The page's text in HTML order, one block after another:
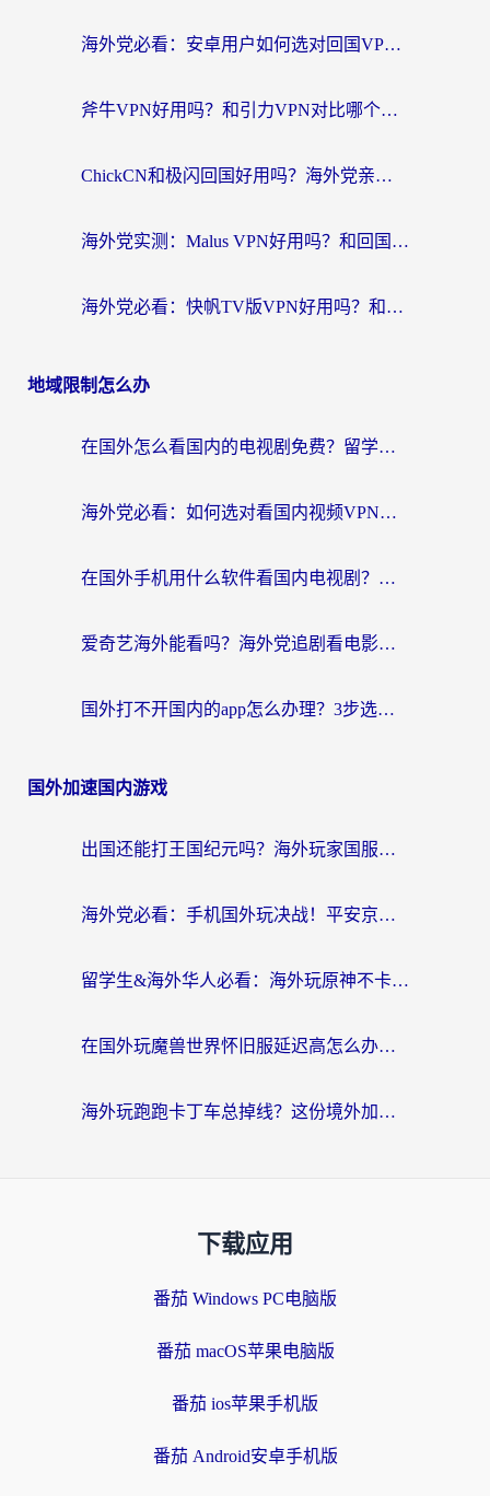
海外党必看：安卓用户如何选对回国VPN？从踩坑到无缝访问的全攻略
斧牛VPN好用吗？和引力VPN对比哪个回国效果更好？海外党亲测3款加速器+避坑指南
ChickCN和极闪回国好用吗？海外党亲测3款加速器，教你选对不踩坑
海外党实测：Malus VPN好用吗？和回国VPN对比哪个回国效果更好？附真实体验与加速器推荐
海外党必看：快帆TV版VPN好用吗？和豌豆IP VPN对比哪个回国效果更好？附真实体验与选择指南
地域限制怎么办
在国外怎么看国内的电视剧免费？留学生亲测有效的回国加速器选择指南
海外党必看：如何选对看国内视频VPN，轻松解决12123登录难题？
在国外手机用什么软件看国内电视剧？海外党亲测的实用指南
爱奇艺海外能看吗？海外党追剧看电影的终极回国加速器指南
国外打不开国内的app怎么办理？3步选对加速器，刷剧办业务都不愁
国外加速国内游戏
出国还能打王国纪元吗？海外玩家国服游戏畅玩终极指南
海外党必看：手机国外玩决战！平安京加速器推荐——解决延迟卡顿的终极方案
留学生&海外华人必看：海外玩原神不卡顿的秘密——原神加速器选择与使用全攻略
在国外玩魔兽世界怀旧服延迟高怎么办？老玩家亲测有效的加速器选择指南
海外玩跑跑卡丁车总掉线？这份境外加速指南帮你零延迟漂移！
下载应用
番茄 Windows PC电脑版
番茄 macOS苹果电脑版
番茄 ios苹果手机版
番茄 Android安卓手机版